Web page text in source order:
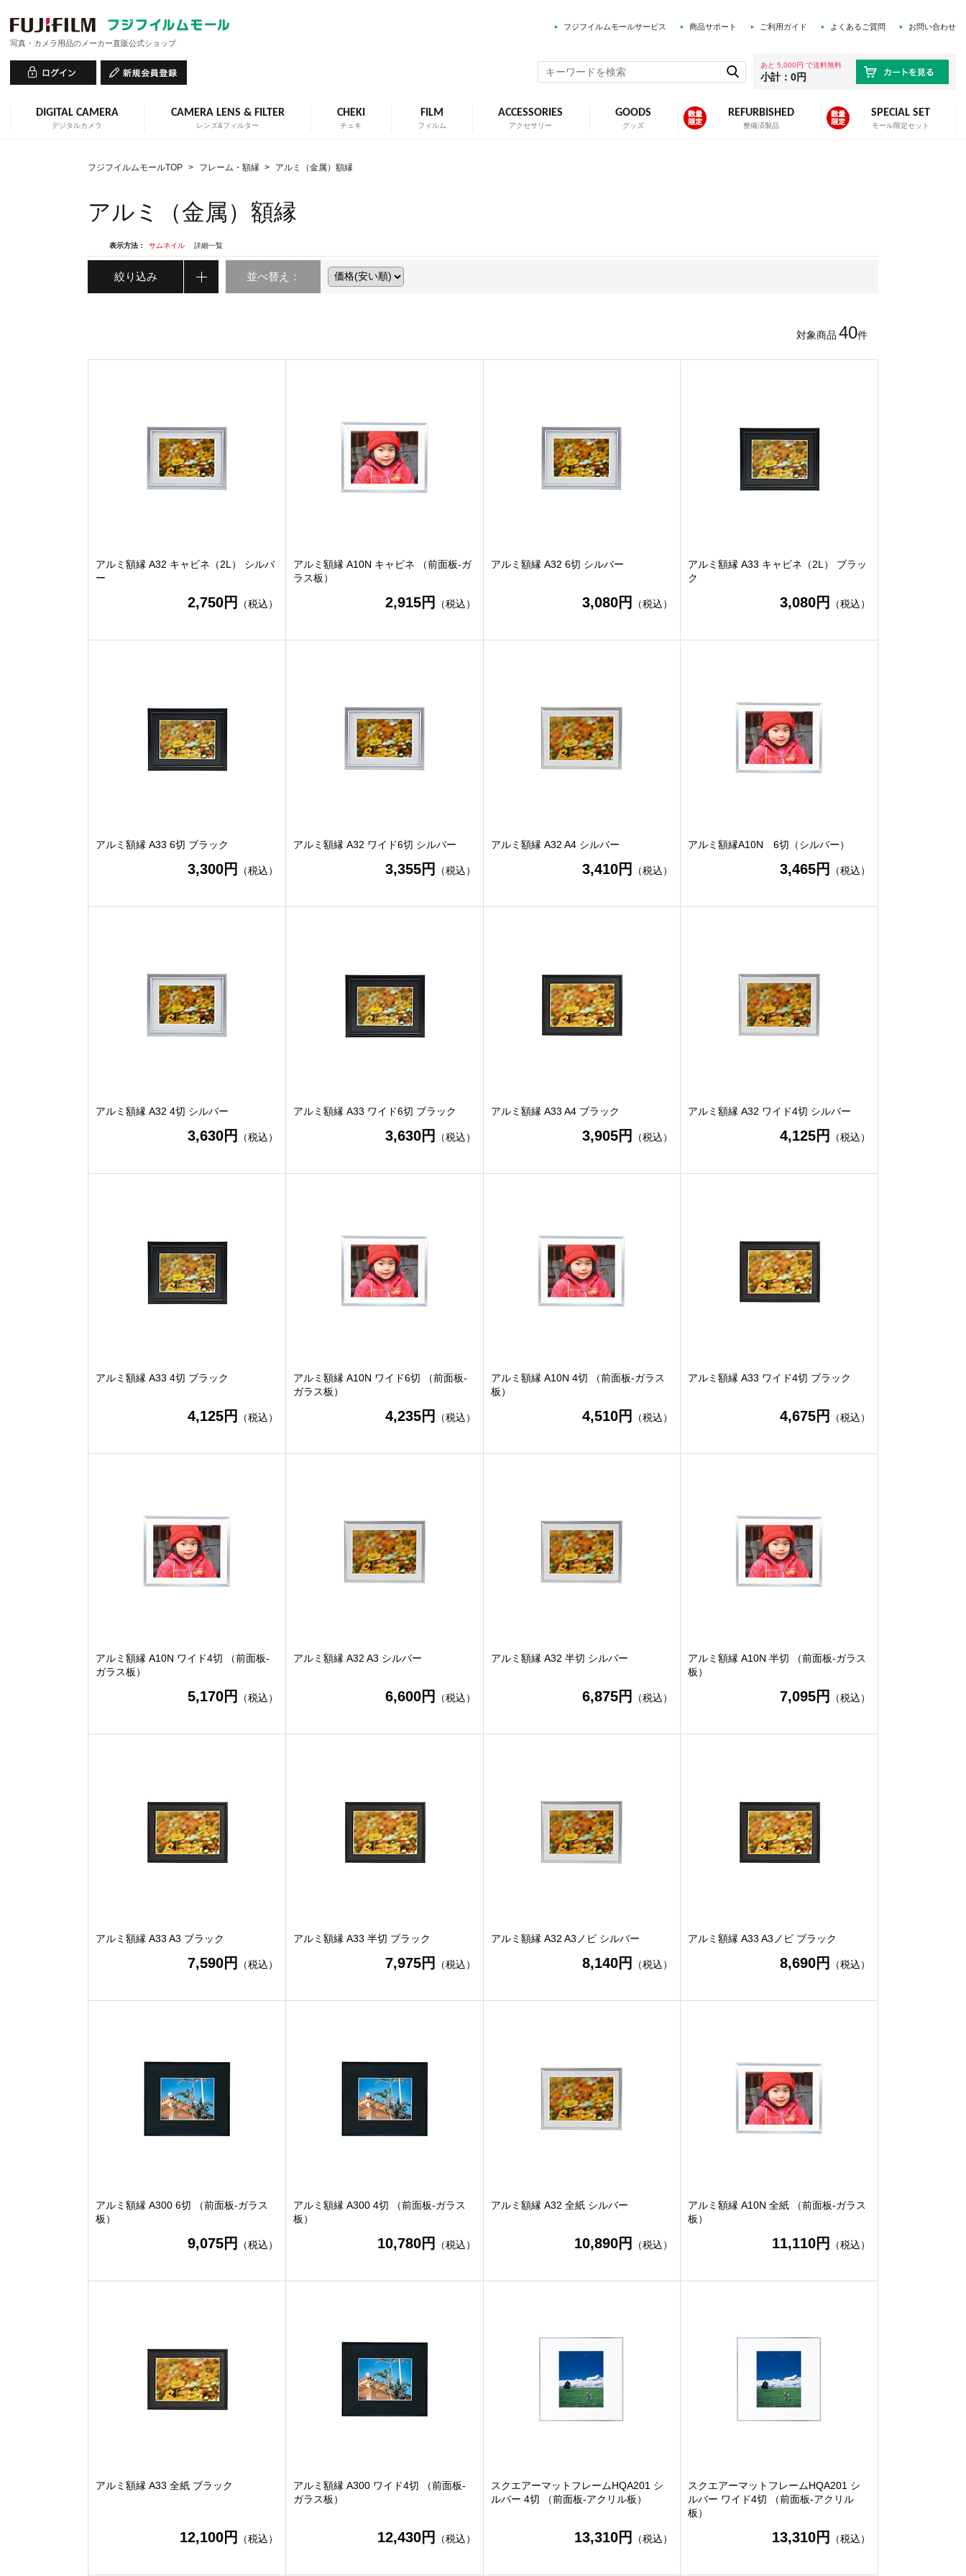
写真・カメラ用品のメーカー直販公式ショップ
フジフイルムモールサービス 商品サポート ご利用ガイド よくあるご質問 お問い合わせ
あと 5,000円 で送料無料
小計：0円
DIGITAL CAMERA
デジタルカメラ
CAMERA LENS & FILTER
レンズ&フィルター
CHEKI
チェキ
FILM
フィルム
ACCESSORIES
アクセサリー
GOODS
グッズ
REFURBISHED
整備済製品
SPECIAL SET
モール限定セット
フジフイルムモールTOP > フレーム・額縁 > アルミ（金属）額縁
アルミ（金属）額縁
表示方法： サムネイル 詳細一覧
絞り込み 並べ替え：
対象商品 40件
アルミ額縁 A32 キャビネ（2L） シルバ
ー
2,750円 （税込）
アルミ額縁 A10N キャビネ （前面板-ガ
ラス板）
2,915円 （税込）
アルミ額縁 A32 6切 シルバー
3,080円 （税込）
アルミ額縁 A33 キャビネ（2L） ブラッ
ク
3,080円 （税込）
アルミ額縁 A33 6切 ブラック
3,300円 （税込）
アルミ額縁 A32 ワイド6切 シルバー
3,355円 （税込）
アルミ額縁 A32 A4 シルバー
3,410円 （税込）
アルミ額縁A10N 6切（シルバー）
3,465円 （税込）
アルミ額縁 A32 4切 シルバー
3,630円 （税込）
アルミ額縁 A33 ワイド6切 ブラック
3,630円 （税込）
アルミ額縁 A33 A4 ブラック
3,905円 （税込）
アルミ額縁 A32 ワイド4切 シルバー
4,125円 （税込）
アルミ額縁 A33 4切 ブラック
4,125円 （税込）
アルミ額縁 A10N ワイド6切 （前面板-
ガラス板）
4,235円 （税込）
アルミ額縁 A10N 4切 （前面板-ガラス
板）
4,510円 （税込）
アルミ額縁 A33 ワイド4切 ブラック
4,675円 （税込）
アルミ額縁 A10N ワイド4切 （前面板-
ガラス板）
5,170円 （税込）
アルミ額縁 A32 A3 シルバー
6,600円 （税込）
アルミ額縁 A32 半切 シルバー
6,875円 （税込）
アルミ額縁 A10N 半切 （前面板-ガラス
板）
7,095円 （税込）
アルミ額縁 A33 A3 ブラック
7,590円 （税込）
アルミ額縁 A33 半切 ブラック
7,975円 （税込）
アルミ額縁 A32 A3ノビ シルバー
8,140円 （税込）
アルミ額縁 A33 A3ノビ ブラック
8,690円 （税込）
アルミ額縁 A300 6切 （前面板-ガラス
板）
9,075円 （税込）
アルミ額縁 A300 4切 （前面板-ガラス
板）
10,780円 （税込）
アルミ額縁 A32 全紙 シルバー
10,890円 （税込）
アルミ額縁 A10N 全紙 （前面板-ガラス
板）
11,110円 （税込）
アルミ額縁 A33 全紙 ブラック
12,100円 （税込）
アルミ額縁 A300 ワイド4切 （前面板-
ガラス板）
12,430円 （税込）
スクエアーマットフレームHQA201 シ
ルバー 4切 （前面板-アクリル板）
13,310円 （税込）
スクエアーマットフレームHQA201 シ
ルバー ワイド4切 （前面板-アクリル
板）
13,310円 （税込）